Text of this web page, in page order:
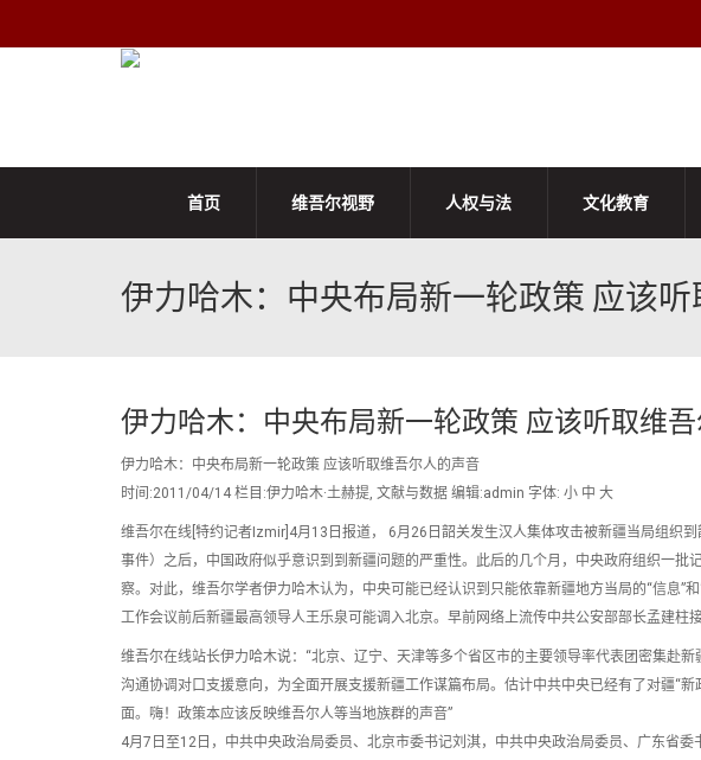
首页 维吾尔视野 人权与法 文化教育
伊力哈木：中央布局新一轮政策 应该
伊力哈木：中央布局新一轮政策 应该听取维
伊力哈木：中央布局新一轮政策 应该听取维吾尔人的声音
时间:2011/04/14 栏目:伊力哈木·土赫提, 文献与数据 编辑:admin 字体: 小 中 大
维吾尔在线[特约记者Izmir]4月13日报道， 6月26日韶关发生汉人集体攻击被新疆当局组织
事件）之后，中国政府似乎意识到到新疆问题的严重性。此后的几个月，中央政府组织一
察。对此，维吾尔学者伊力哈木认为，中央可能已经认识到只能依靠新疆地方当局的“信息”
工作会议前后新疆最高领导人王乐泉可能调入北京。早前网络上流传中共公安部部长孟建柱
维吾尔在线站长伊力哈木说：“北京、辽宁、天津等多个省区市的主要领导率代表团密集赴
沟通协调对口支援意向，为全面开展支援新疆工作谋篇布局。估计中共中央已经有了对疆“
面。嗨！政策本应该反映维吾尔人等当地族群的声音”
4月7日至12日，中共中央政治局委员、北京市委书记刘淇，中共中央政治局委员、广东省